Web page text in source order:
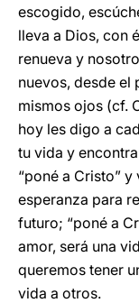
escogido,
lleva a Dios, con
renueva y
nuevos, desde el
mismos ojos (cf.
hoy les digo a
tu vida y
“poné a Cristo”
esperanza para
futuro; “poné a
amor, será una
queremos tener
vida a otros.